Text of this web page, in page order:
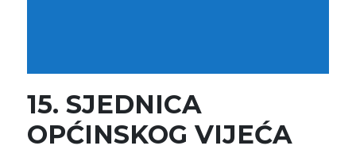
15. SJEDNICA
OPĆINSKOG VIJEĆA